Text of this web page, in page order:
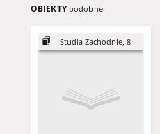
OBIEKTY podobne
Studia Zachodnie, 8